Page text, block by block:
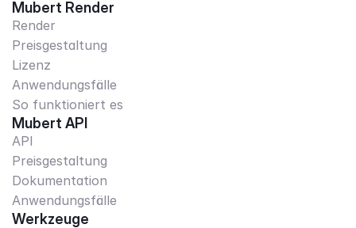
Mubert Render
Render
Preisgestaltung
Lizenz
Anwendungsfälle
So funktioniert es
Mubert API
API
Preisgestaltung
Dokumentation
Anwendungsfälle
Werkzeuge